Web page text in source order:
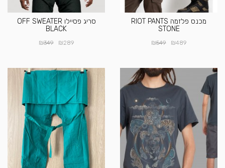
מכנס פלזמה RIOT PANTS
STONE
₪489
₪549
סריג פסיילו OFF SWEATER
BLACK
₪289
₪349